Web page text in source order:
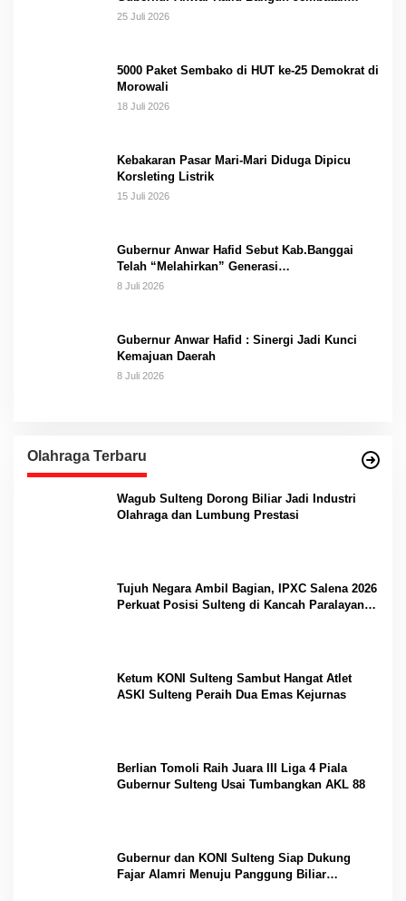
Gantung Masungkang dengan Dana Pribadi
25 Juli 2026
5000 Paket Sembako di HUT ke-25 Demokrat di
Morowali
18 Juli 2026
Kebakaran Pasar Mari-Mari Diduga Dipicu
Korsleting Listrik
15 Juli 2026
Gubernur Anwar Hafid Sebut Kab.Banggai
Telah “Melahirkan” Generasi…
8 Juli 2026
Gubernur Anwar Hafid : Sinergi Jadi Kunci
Kemajuan Daerah
8 Juli 2026
Olahraga Terbaru
Wagub Sulteng Dorong Biliar Jadi Industri
Olahraga dan Lumbung Prestasi
Tujuh Negara Ambil Bagian, IPXC Salena 2026
Perkuat Posisi Sulteng di Kancah Paralayang
Ketum KONI Sulteng Sambut Hangat Atlet
ASKI Sulteng Peraih Dua Emas Kejurnas
Berlian Tomoli Raih Juara III Liga 4 Piala
Gubernur Sulteng Usai Tumbangkan AKL 88
Gubernur dan KONI Sulteng Siap Dukung
Fajar Alamri Menuju Panggung Biliar